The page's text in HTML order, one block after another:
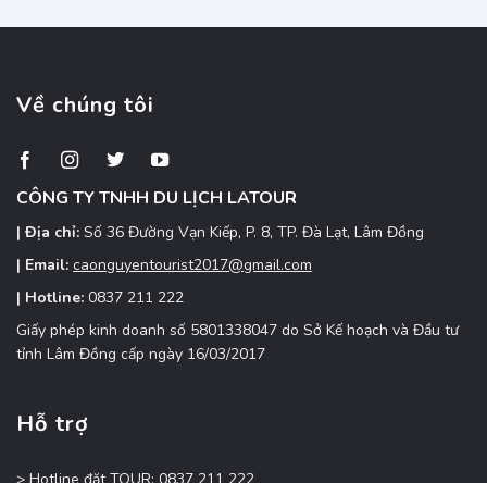
xanh
Về chúng tôi
CÔNG TY TNHH DU LỊCH LATOUR
| Địa chỉ: Số 36 Đường Vạn Kiếp, P. 8, TP. Đà Lạt, Lâm Đồng
| Email: caonguyentourist2017@gmail.com
| Hotline: 0837 211 222
Giấy phép kinh doanh số 5801338047 do Sở Kế hoạch và Đầu tư
tỉnh Lâm Đồng cấp ngày 16/03/2017
Hỗ trợ